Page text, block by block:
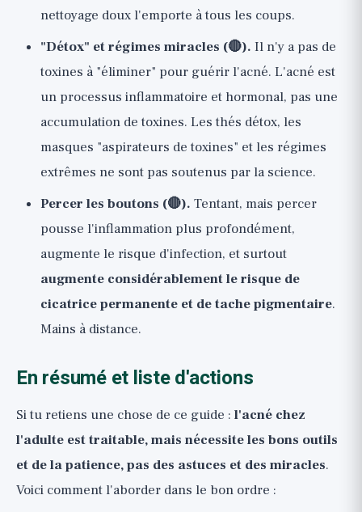
nettoyage doux l'emporte à tous les coups.
"Détox" et régimes miracles (🔴). Il n'y a pas de
toxines à "éliminer" pour guérir l'acné. L'acné est
un processus inflammatoire et hormonal, pas une
accumulation de toxines. Les thés détox, les
masques "aspirateurs de toxines" et les régimes
extrêmes ne sont pas soutenus par la science.
Percer les boutons (🔴). Tentant, mais percer
pousse l'inflammation plus profondément,
augmente le risque d'infection, et surtout
augmente considérablement le risque de
cicatrice permanente et de tache pigmentaire.
Mains à distance.
En résumé et liste d'actions
Si tu retiens une chose de ce guide : l'acné chez
l'adulte est traitable, mais nécessite les bons outils
et de la patience, pas des astuces et des miracles.
Voici comment l'aborder dans le bon ordre :